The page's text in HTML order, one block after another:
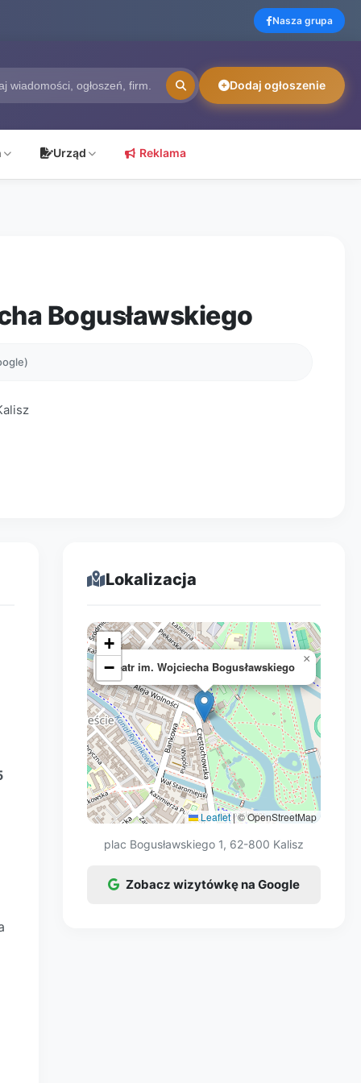
Nasza grupa
Dodaj ogłoszenie
Urząd Reklama
Bogusławskiego
Lokalizacja
Teatr im. Wojciecha Bogusławskiego
×
+
−
Leaflet|© OpenStreetMap
plac Bogusławskiego 1, 62-800 Kalisz
Zobacz wizytówkę na Google